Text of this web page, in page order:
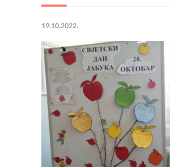
19.10.2022.